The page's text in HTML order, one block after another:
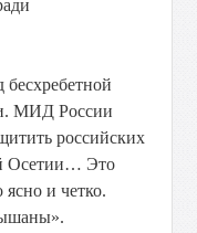
бесхребетной
МИД России
российских
Осетии… Это
и четко.